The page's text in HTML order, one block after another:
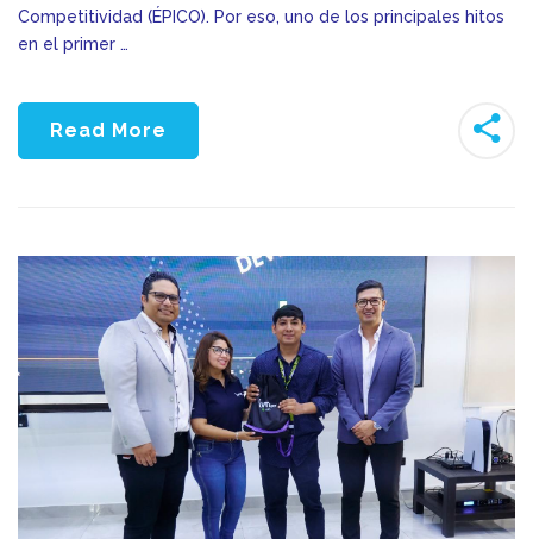
Competitividad (ÉPICO). Por eso, uno de los principales hitos
en el primer …
Read More